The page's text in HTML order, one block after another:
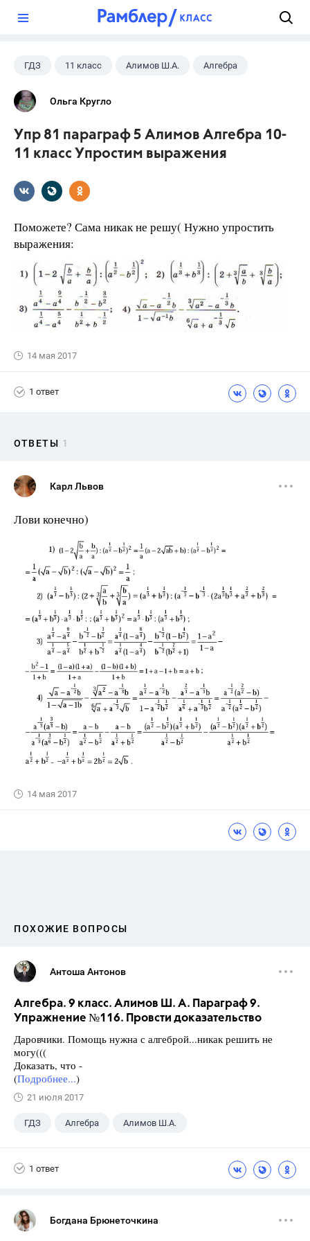
ГДЗ 11 класс Алимов Ш.А. Алгебра
Ольга Кругло
Упр 81 параграф 5 Алимов Алгебра 10-
11 класс Упростим выражения
Поможете? Сама никак не решу( Нужно упростить
выражения:
14 мая 2017
1 ответ
ОТВЕТЫ 1
Карл Львов
Лови конечно)
14 мая 2017
ПОХОЖИЕ ВОПРОСЫ
Антоша Антонов
Алгебра. 9 класс. Алимов Ш. А. Параграф 9.
Упражнение №116. Провсти доказательство
Даровчики. Помощь нужна с алгеброй...никак решить не
могу(((
Доказать, что -
(Подробнее...)
21 июля 2017
ГДЗ Алгебра Алимов Ш.А.
1 ответ
Богдана Брюнеточкина